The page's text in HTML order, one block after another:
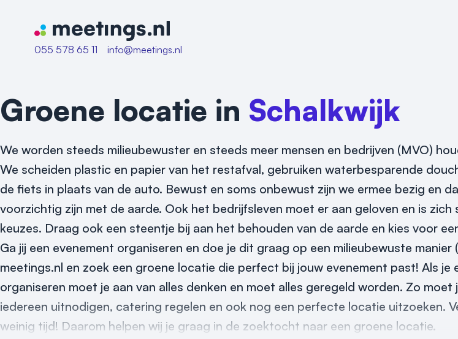
Naar home van Meetings
055 578 65 11
info@meetings.nl
Groene locatie in Schalkwijk
We worden steeds milieubewuster en steeds meer mensen en bedrijven (MVO)
We scheiden plastic en papier van het restafval, gebruiken waterbesparende
de fiets in plaats van de auto. Bewust en soms onbewust zijn we ermee bezig en
voorzichtig zijn met de aarde. Ook het bedrijfsleven moet er aan geloven en is zich
keuzes. Draag ook een steentje bij aan het behouden van de aarde en kies voor
Ga jij een evenement organiseren en doe je dit graag op een milieubewuste manier
meetings.nl en zoek een groene locatie die perfect bij jouw evenement past! Als je
organiseren moet je aan van alles denken en moet alles geregeld worden. Zo moet
iedereen uitnodigen, catering regelen en ook nog een perfecte locatie uitzoeken.
weinig tijd! Daarom helpen wij je graag in de zoektocht naar een groene locatie.